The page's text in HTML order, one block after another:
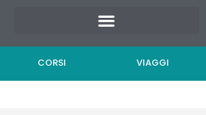
CORSI VIAGGI